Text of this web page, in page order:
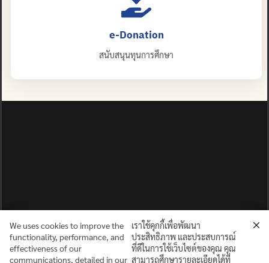
e-Donation
สนับสนุนทุนการศึกษา
We uses cookies to improve the
functionality, performance, and
effectiveness of our
communications, detailed in our
เราใช้คุกกี้เพื่อพัฒนา
ประสิทธิภาพ และประสบการณ์
ที่ดีในการใช้เว็บไซต์ของคุณ คุณ
สามารถศึกษารายละเอียดได้ที่